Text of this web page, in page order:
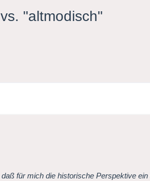
"altmodisch"
für mich die historische Perspektive